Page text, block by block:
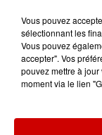
Vous pouvez
sélectionnant les
Vous pouvez
accepter". Vos
pouvez mettre à
moment via le lien